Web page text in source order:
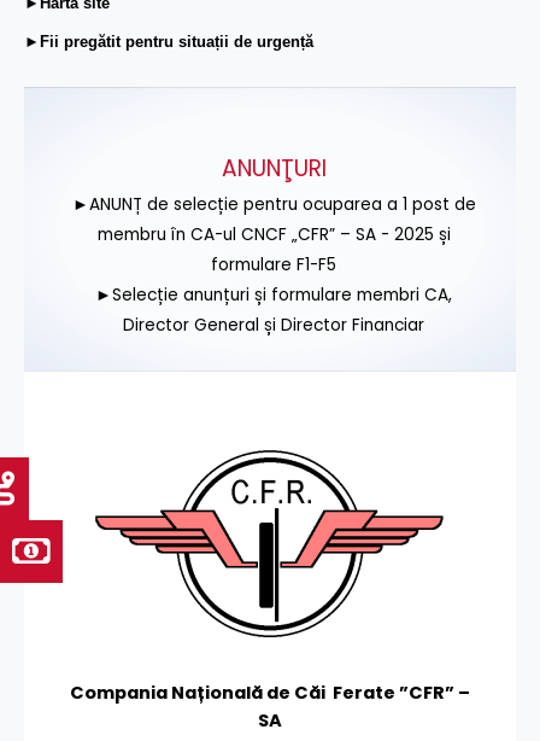
►Fii pregătit pentru situații de urgență
ANUNŢURI
►ANUNȚ de selecție pentru ocuparea a 1 post de
membru în CA-ul CNCF „CFR” – SA - 2025 și
formulare F1-F5
►Selecție anunțuri și formulare membri CA,
Director General și Director Financiar
Compania Națională de Căi Ferate ”CFR” –
SA